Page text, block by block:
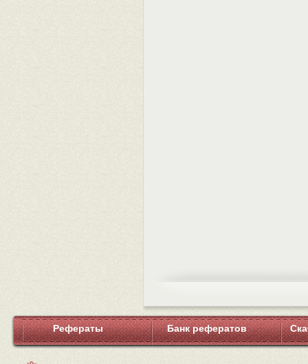
Рефераты Банк рефератов